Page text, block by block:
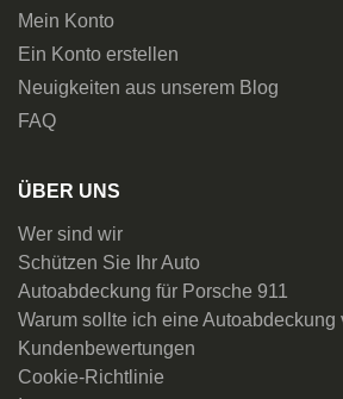
Mein Konto
Ein Konto erstellen
Neuigkeiten aus unserem Blog
FAQ
ÜBER UNS
Wer sind wir
Schützen Sie Ihr Auto
Autoabdeckung für Porsche 911
Warum sollte ich eine Autoabdeckung
Kundenbewertungen
Cookie-Richtlinie